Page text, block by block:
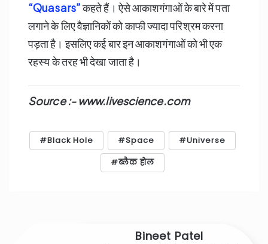
“Quasars”कहते हैं। ऐसे आकाशगंगाओं के बारे में पता
लगाने के लिए वैज्ञानिकों को काफी ज्यादा परिश्रम करना
पड़ता है। इसलिए कई बार इन आकाशगंगाओं को भी एक
रहस्य के तरह भी देखा जाता है।
Source :- www.livescience.com
Black Hole Space Universe
ब्लैक होल
Bineet Patel